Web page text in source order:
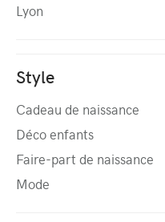
Lyon
Style
Cadeau de naissance
Déco enfants
Faire-part de naissance
Mode